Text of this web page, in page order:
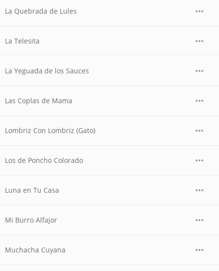
La Quebrada de Lules
La Telesita
La Yeguada de los Sauces
Las Coplas de Mama
Lombriz Con Lombriz (Gato)
Los de Poncho Colorado
Luna en Tu Casa
Mi Burro Alfajor
Muchacha Cuyana